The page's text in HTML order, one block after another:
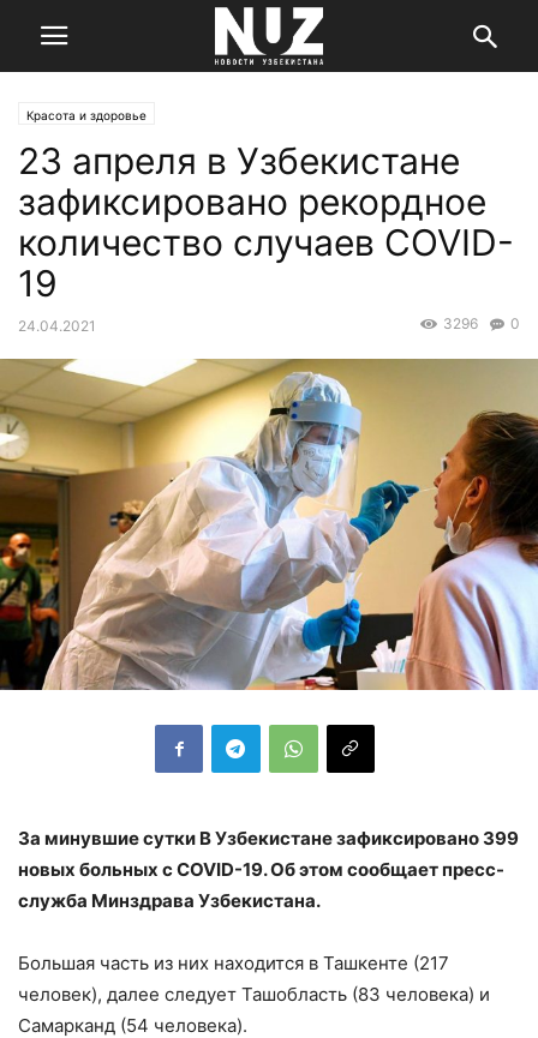
Красота и здоровье
23 апреля в Узбекистане
зафиксировано рекордное
количество случаев COVID-
19
24.04.2021 0
3296
За минувшие сутки В Узбекистане зафиксировано 399
новых больных с COVID-19. Об этом сообщает пресс-
служба Минздрава Узбекистана.
Большая часть из них находится в Ташкенте (217
человек), далее следует Ташобласть (83 человека) и
Самарканд (54 человека).